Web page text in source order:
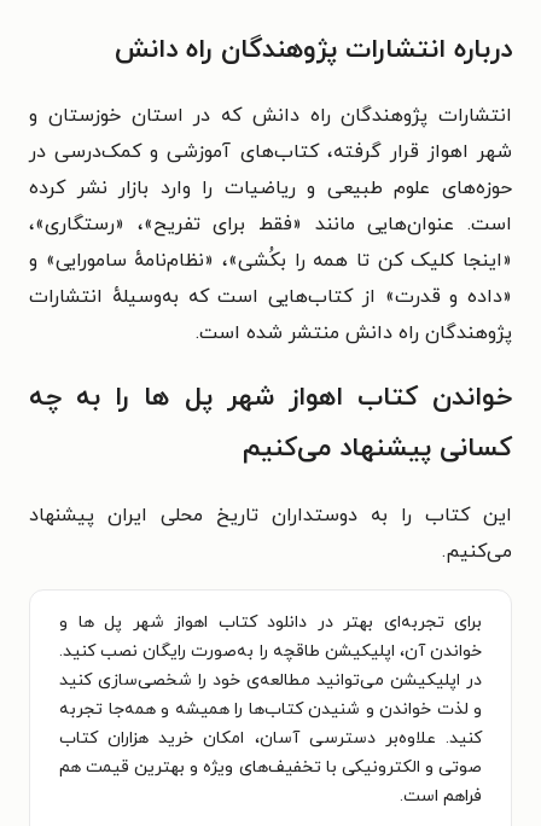
درباره انتشارات پژوهندگان راه دانش
انتشارات پژوهندگان راه دانش که در استان خوزستان و
شهر اهواز قرار گرفته، کتاب‌های آموزشی و کمک‌درسی در
حوزه‌های علوم طبیعی و ریاضیات را وارد بازار نشر کرده
است. عنوان‌هایی مانند «فقط برای تفریح»، «رستگاری»،
«اینجا کلیک کن تا همه را بکُشی»، «نظام‌نامهٔ سامورایی» و
«داده و قدرت» از کتاب‌هایی است که به‌وسیلهٔ انتشارات
پژوهندگان راه دانش منتشر شده است.
خواندن کتاب اهواز شهر پل ها را به چه
کسانی پیشنهاد می‌کنیم
این کتاب را به دوستداران تاریخ محلی ایران پیشنهاد
می‌کنیم.
برای تجربه‌ای بهتر در دانلود کتاب اهواز شهر پل ها و
خواندن آن، اپلیکیشن طاقچه را به‌صورت رایگان نصب کنید.
در اپلیکیشن می‌توانید مطالعه‌ی خود را شخصی‌سازی کنید
و لذت خواندن و شنیدن کتاب‌ها را همیشه و همه‌جا تجربه
کنید. علاوه‌بر دسترسی آسان، امکان خرید هزاران کتاب
صوتی و الکترونیکی با تخفیف‌های ویژه و بهترین قیمت هم
فراهم است.